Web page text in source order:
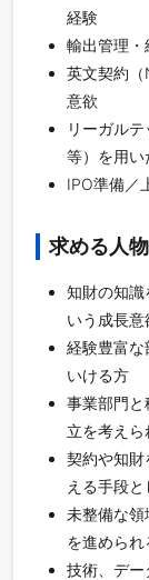
経験
輸出管理
英文契約
意欲
リーガル
等）を用
IPO準備／
求める人
知財の知識
いう成長
経験豊富な
いける方
事業部門と
立を考えら
契約や知財
える手段
未整備な
を進められ
技術、デ